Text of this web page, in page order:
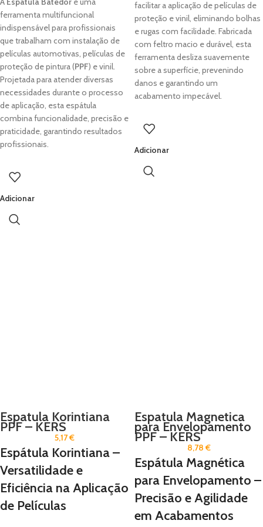
ferramenta multifuncional
indispensável para profissionais
que trabalham com instalação de
películas automotivas, películas de
proteção de pintura (PPF) e vinil.
Projetada para atender diversas
necessidades durante o processo
de aplicação, esta espátula
combina funcionalidade, precisão e
praticidade, garantindo resultados
profissionais.
Adicionar
facilitar a aplicação de películas de
proteção e vinil, eliminando bolhas
e rugas com facilidade. Fabricada
com feltro macio e durável, esta
ferramenta desliza suavemente
sobre a superfície, prevenindo
danos e garantindo um
acabamento impecável.
Adicionar
Espatula Korintiana
PPF – KERS
5,17€
Espátula Korintiana –
Versatilidade e
Eficiência na Aplicação
de Películas
Espatula Magnetica
para Envelopamento
PPF – KERS
8,78€
Espátula Magnética
para Envelopamento –
Precisão e Agilidade
em Acabamentos